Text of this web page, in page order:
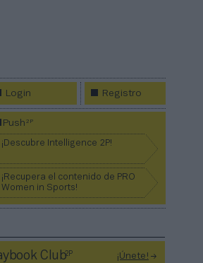
Login Registro
Push2P
¡Descubre Intelligence 2P!
¡Recupera el contenido de PRO
Women in Sports!
Club2P ¡Únete!